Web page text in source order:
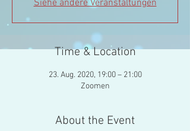
Siehe andere Veranstaltungen
Time & Location
23. Aug. 2020, 19:00 – 21:00
Zoomen
About the Event